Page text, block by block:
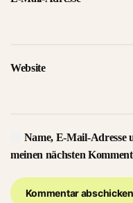
Website
Name, E-Mail-Adresse
meinen nächsten
Kommentar abschicken